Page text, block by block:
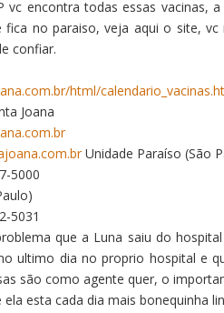
vc encontra todas essas vacinas,
fica no paraiso, veja aqui o site,
confiar.
html/
Joana
Unidade Paraíso (São
5000
5031
que a Luna saiu do
ultimo dia no proprio hospital e
são como agente quer, o
esta cada dia mais bonequinha